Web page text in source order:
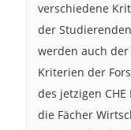
verschiedene
der
werden auch
Kriterien der
des jetzigen
die Fächer